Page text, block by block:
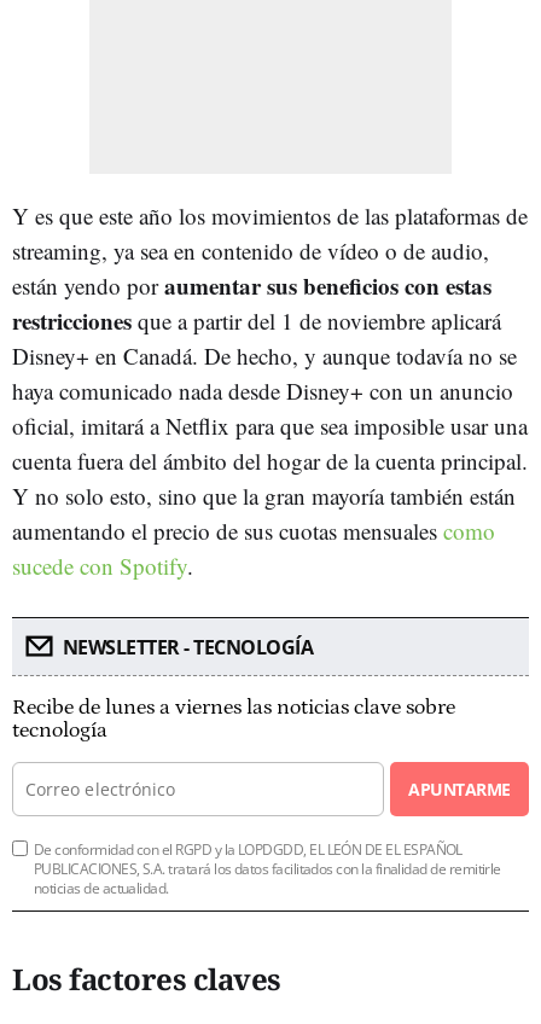
Y es que este año los movimientos de las plataformas de
streaming, ya sea en contenido de vídeo o de audio,
están yendo poraumentar sus beneficios con estas
restricciones que a partir del 1 de noviembre aplicará
Disney+ en Canadá. De hecho, y aunque todavía no se
haya comunicado nada desde Disney+ con un anuncio
oficial, imitará a Netflix para que sea imposible usar una
cuenta fuera del ámbito del hogar de la cuenta principal.
Y no solo esto, sino que la gran mayoría también están
aumentando el precio de sus cuotas mensuales como
sucede con Spotify.
NEWSLETTER - TECNOLOGÍA
Recibe de lunes a viernes las noticias clave sobre
tecnología
APUNTARME
De conformidad con el RGPD y la LOPDGDD, EL LEÓN DE EL ESPAÑOL
PUBLICACIONES, S.A. tratará los datos facilitados con la finalidad de remitirle
noticias de actualidad.
Los factores claves